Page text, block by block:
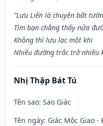
“Lưu Liên là chuyện bất
Tìm bạn chẳng thấy nửa
Không thì lưu lạc một khi
Nhiều đường trắc trở nhiều
Nhị Thập Bát Tú
Tên sao: Sao Giác
Tên ngày: Giác Mộc Giao -